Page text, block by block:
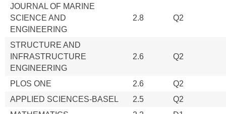
JOURNAL OF MARINE
SCIENCE AND
ENGINEERING
2.8 Q2
STRUCTURE AND
INFRASTRUCTURE
ENGINEERING
2.6 Q2
PLOS ONE 2.6
Q2
APPLIED SCIENCES-BASEL
2.5
Q2